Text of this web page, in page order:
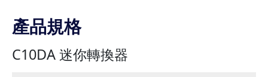
產品規格
C10DA 迷你轉換器